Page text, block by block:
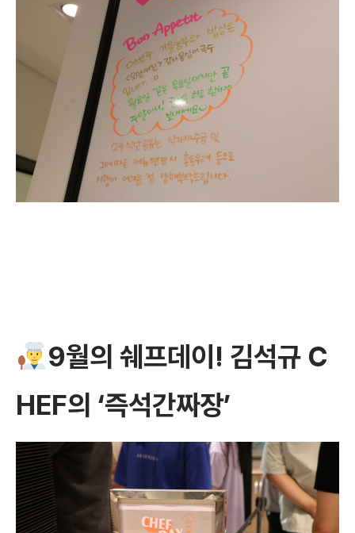
9월의 쉐프데이! 김석규 C
HEF의 ‘즉석간짜장’